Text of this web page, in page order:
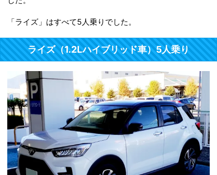
「ライズ」はすべて5人乗りでした。
ライズ（1.2Lハイブリッド車）5人乗り